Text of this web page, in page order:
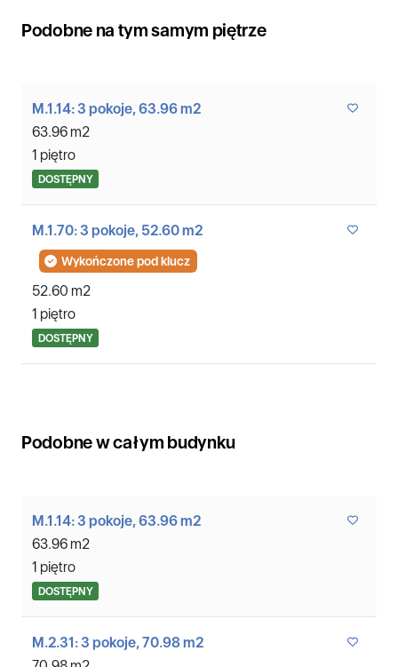
Podobne na tym samym piętrze
M.1.14: 3 pokoje, 63.96 m2
63.96 m2
1 piętro
DOSTĘPNY
M.1.70: 3 pokoje, 52.60 m2
Wykończone pod klucz
52.60 m2
1 piętro
DOSTĘPNY
Podobne w całym budynku
M.1.14: 3 pokoje, 63.96 m2
63.96 m2
1 piętro
DOSTĘPNY
M.2.31: 3 pokoje, 70.98 m2